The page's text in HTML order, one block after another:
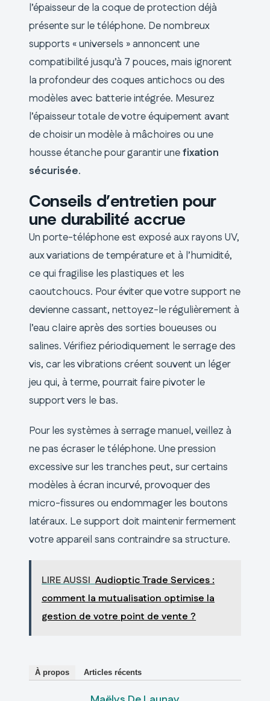
l’épaisseur de la coque de protection déjà
présente sur le téléphone. De nombreux
supports « universels » annoncent une
compatibilité jusqu’à 7 pouces, mais ignorent
la profondeur des coques antichocs ou des
modèles avec batterie intégrée. Mesurez
l’épaisseur totale de votre équipement avant
de choisir un modèle à mâchoires ou une
housse étanche pour garantir unefixation
sécurisée.
Conseils d’entretien pour
une durabilité accrue
Un porte-téléphone est exposé aux rayons UV,
aux variations de température et à l’humidité,
ce qui fragilise les plastiques et les
caoutchoucs. Pour éviter que votre support ne
devienne cassant, nettoyez-le régulièrement à
l’eau claire après des sorties boueuses ou
salines. Vérifiez périodiquement le serrage des
vis, car les vibrations créent souvent un léger
jeu qui, à terme, pourrait faire pivoter le
support vers le bas.
Pour les systèmes à serrage manuel, veillez à
ne pas écraser le téléphone. Une pression
excessive sur les tranches peut, sur certains
modèles à écran incurvé, provoquer des
micro-fissures ou endommager les boutons
latéraux. Le support doit maintenir fermement
votre appareil sans contraindre sa structure.
LIRE AUSSI Audioptic Trade Services :
comment la mutualisation optimise la
gestion de votre point de vente ?
À propos Articles récents